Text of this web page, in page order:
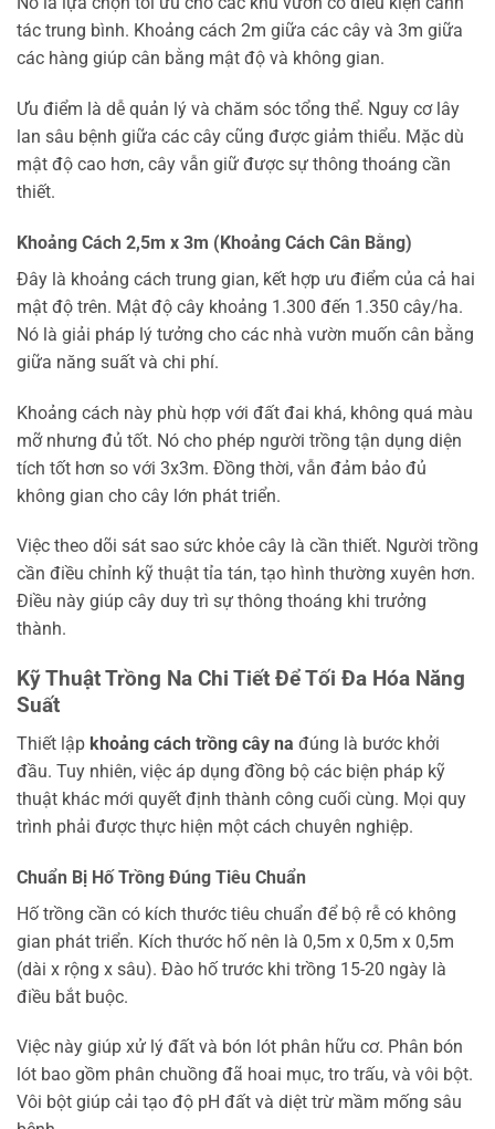
tác trung bình. Khoảng cách 2m giữa các cây và 3m giữa
các hàng giúp cân bằng mật độ và không gian.
Ưu điểm là dễ quản lý và chăm sóc tổng thể. Nguy cơ lây
lan sâu bệnh giữa các cây cũng được giảm thiểu. Mặc dù
mật độ cao hơn, cây vẫn giữ được sự thông thoáng cần
thiết.
Khoảng Cách 2,5m x 3m (Khoảng Cách Cân Bằng)
Đây là khoảng cách trung gian, kết hợp ưu điểm của cả hai
mật độ trên. Mật độ cây khoảng 1.300 đến 1.350 cây/ha.
Nó là giải pháp lý tưởng cho các nhà vườn muốn cân bằng
giữa năng suất và chi phí.
Khoảng cách này phù hợp với đất đai khá, không quá màu
mỡ nhưng đủ tốt. Nó cho phép người trồng tận dụng diện
tích tốt hơn so với 3x3m. Đồng thời, vẫn đảm bảo đủ
không gian cho cây lớn phát triển.
Việc theo dõi sát sao sức khỏe cây là cần thiết. Người trồng
cần điều chỉnh kỹ thuật tỉa tán, tạo hình thường xuyên hơn.
Điều này giúp cây duy trì sự thông thoáng khi trưởng
thành.
Kỹ Thuật Trồng Na Chi Tiết Để Tối Đa Hóa Năng
Suất
Thiết lập khoảng cách trồng cây na đúng là bước khởi
đầu. Tuy nhiên, việc áp dụng đồng bộ các biện pháp kỹ
thuật khác mới quyết định thành công cuối cùng. Mọi quy
trình phải được thực hiện một cách chuyên nghiệp.
Chuẩn Bị Hố Trồng Đúng Tiêu Chuẩn
Hố trồng cần có kích thước tiêu chuẩn để bộ rễ có không
gian phát triển. Kích thước hố nên là 0,5m x 0,5m x 0,5m
(dài x rộng x sâu). Đào hố trước khi trồng 15-20 ngày là
điều bắt buộc.
Việc này giúp xử lý đất và bón lót phân hữu cơ. Phân bón
lót bao gồm phân chuồng đã hoai mục, tro trấu, và vôi bột.
Vôi bột giúp cải tạo độ pH đất và diệt trừ mầm mống sâu